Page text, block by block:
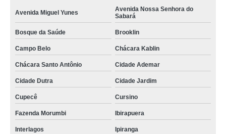
Avenida Miguel Yunes
Avenida Nossa Senhora do
Sabará
Bosque da Saúde Brooklin
Campo Belo Chácara Kablin
Chácara Santo Antônio Cidade Ademar
Cidade Dutra Cidade Jardim
Cupecê Cursino
Fazenda Morumbi Ibirapuera
Interlagos Ipiranga